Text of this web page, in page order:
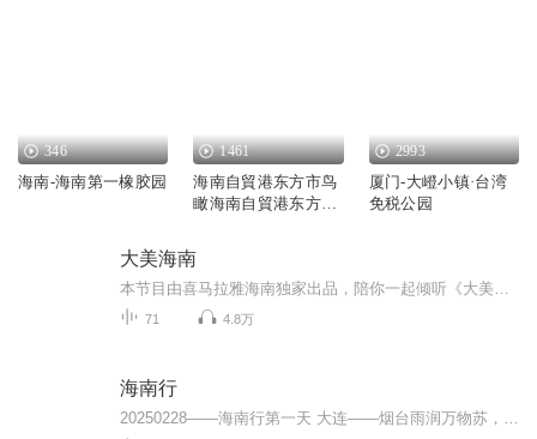
346
海南-海南第一橡胶园
1461
海南自貿港东方市鸟
瞰海南自貿港东方市
2993
厦门-大嶝小镇·台湾
免税公园
大美海南
71 4.8万
海南行